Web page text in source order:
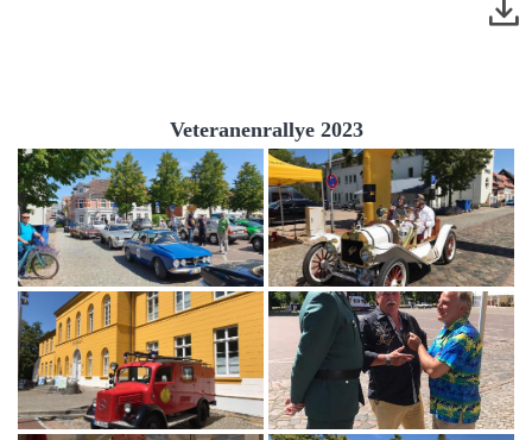
Veteranenrallye 2023